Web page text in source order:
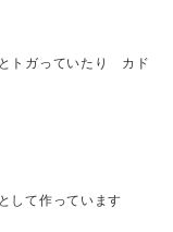
トガっていたり カド
して作っています